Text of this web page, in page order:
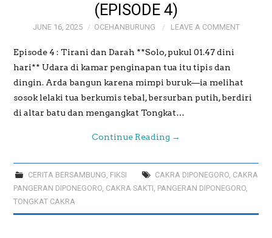
(EPISODE 4)
JUNE 16, 2025 OCEHANBURUNG LEAVE A COMMENT
Episode 4 : Tirani dan Darah **Solo, pukul 01.47 dini
hari** Udara di kamar penginapan tua itu tipis dan
dingin. Arda bangun karena mimpi buruk—ia melihat
sosok lelaki tua berkumis tebal, bersurban putih, berdiri
di altar batu dan mengangkat Tongkat…
Continue Reading →
CERITA BERSAMBUNG FIKSI CAKRA DIPONEGORO, CAKRA
PANGERAN DIPONEGORO CAKRA SAKTI PANGERAN DIPONEGORO
TONGKAT CAKRA